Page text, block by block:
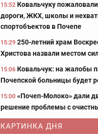
15:52 Ковальчуку
дороги, ЖКХ, школы и
спортобъектов в Почепе
15:29 250-летний храм
Христова назвали местом
15:06 Ковальчук: на жалобы
Почепской больницы будет
15:00 «Почеп-Молоко» дали
решение проблемы с
КАРТИНКА ДНЯ